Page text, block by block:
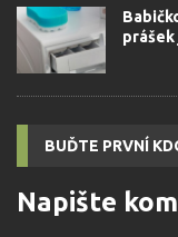
prášek
BUĎTE PRVNÍ
Napište